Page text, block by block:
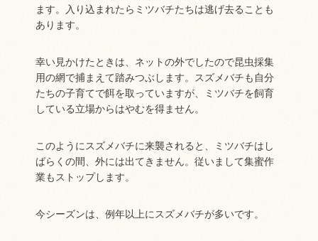
ます。入り込まれたらミツバチたちは逃げ去ることも
あります。
幸い見かけたときは、ネットの外でしたので昆虫採集
用の網で捕まえて踏みつぶします。スズメバチも自分
たちの子育てで餌を取っていますが、ミツバチを飼育
している立場からはやむを得ません。
このようにスズメバチに来襲されると、ミツバチはし
ばらくの間、外には出てきません。従いまして集蜜作
業もストップします。
今シーズンは、例年以上にスズメバチが多いです。